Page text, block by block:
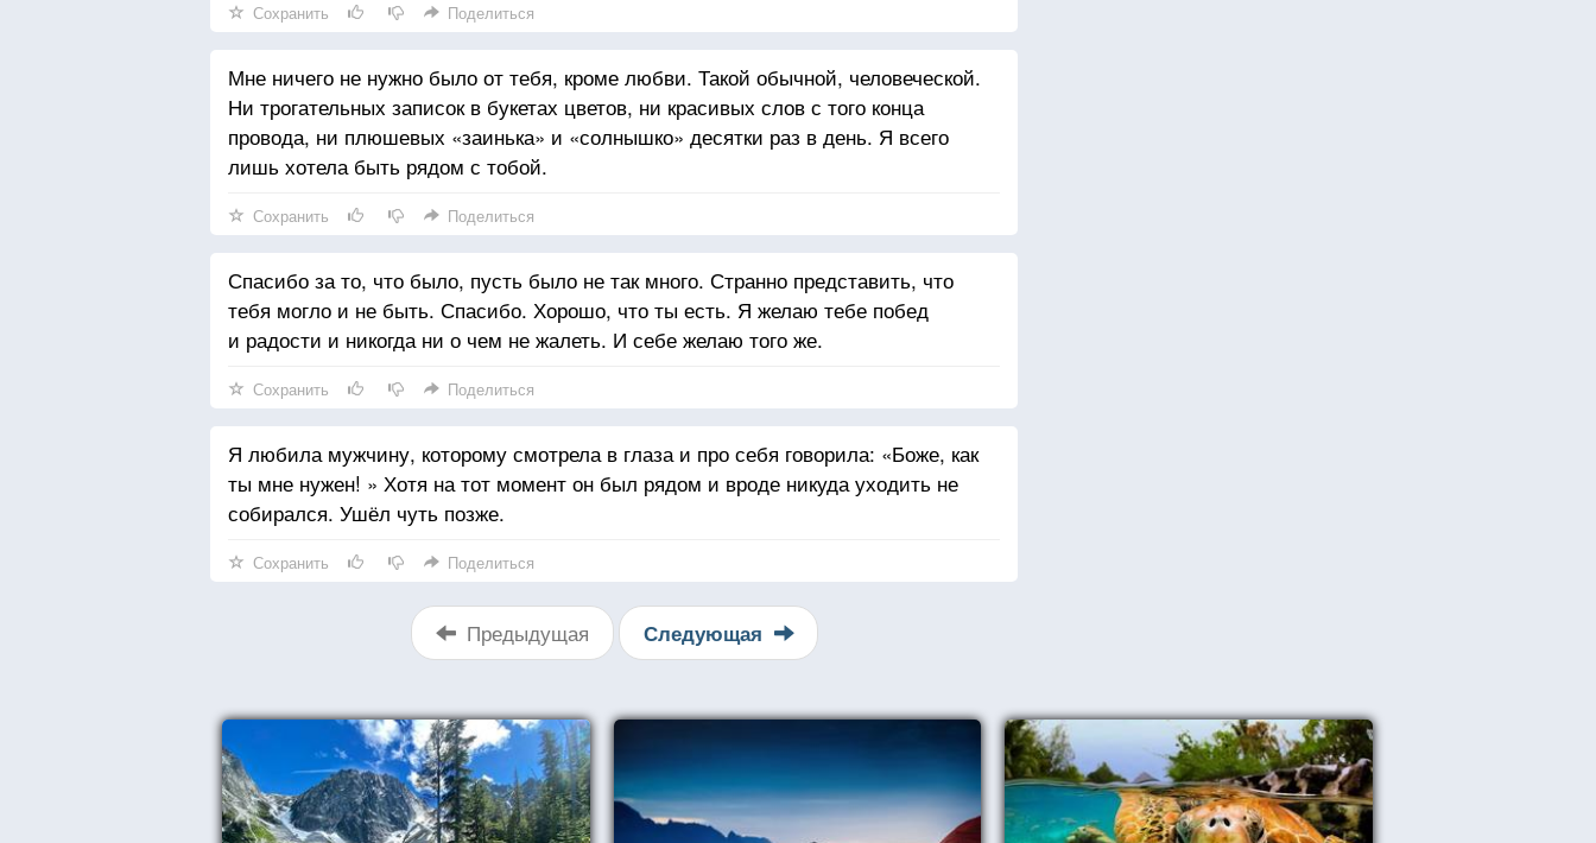
невысказанных чувств полный рот». Мы в одной паутине безответности, но не
можем помочь друг другу. Ты обхватываешь руками тонкие белые нити-прутья
и смотришь куда-то за пределы реальности, надеясь черт знает на чью помощь.
И разница между нами одна: моя любовь к тебе почти сбила меня с ног, а твоя
любовь к кому-то — подпитывает, оживляет тебя ожиданием, пусть
и обманчивым. Я больше не хочу смотреть на тебя, я прогоняю возможность
тебя из сердца, но от этого еще больнее. Вот и проходится шепотом страдать,
тоже надеясь черт знает на чью помощь. Времени?..
Сохранить Поделиться
Мне ничего не нужно было от тебя, кроме любви. Такой обычной, человеческой.
Ни трогательных записок в букетах цветов, ни красивых слов с того конца
провода, ни плюшевых «заинька» и «солнышко» десятки раз в день. Я всего
лишь хотела быть рядом с тобой.
Сохранить Поделиться
Спасибо за то, что было, пусть было не так много. Странно представить, что
тебя могло и не быть. Спасибо. Хорошо, что ты есть. Я желаю тебе побед
и радости и никогда ни о чем не жалеть. И себе желаю того же.
Сохранить Поделиться
Я любила мужчину, которому смотрела в глаза и про себя говорила: «Боже, как
ты мне нужен! » Хотя на тот момент он был рядом и вроде никуда уходить не
собирался. Ушёл чуть позже.
Сохранить Поделиться
Предыдущая Следующая